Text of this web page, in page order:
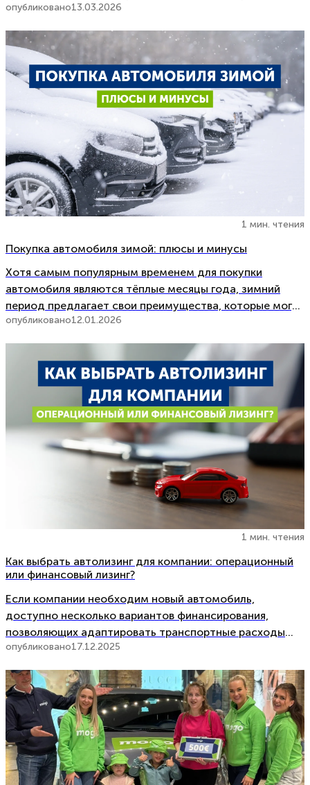
рассчитать возможный ежемесячный платеж и общую
калькулятор? Кредитный калькулятор – это
инструмент, который быстро рассчитывает
возможные расходы по […]
опубликовано13.03.2026
1 мин. чтения
Покупка автомобиля зимой: плюсы и минусы
Хотя самым популярным временем для покупки
автомобиля являются тёплые месяцы года, зимний
период предлагает свои преимущества, которые могут
быть существенными как с точки зрения цены, так и
меняется, и у покупателей появляются возможности
обратить внимание на аспекты, которые в другие […]
опубликовано12.01.2026
1 мин. чтения
Как выбрать автолизинг для компании: операционный
или финансовый лизинг?
Если компании необходим новый автомобиль,
доступно несколько вариантов финансирования,
позволяющих адаптировать транспортные расходы
под потребности бизнеса. Популярным решением
пользоваться транспортным средством без
значительных первоначальных вложений и сохранить
оборотные средства для […]
опубликовано17.12.2025